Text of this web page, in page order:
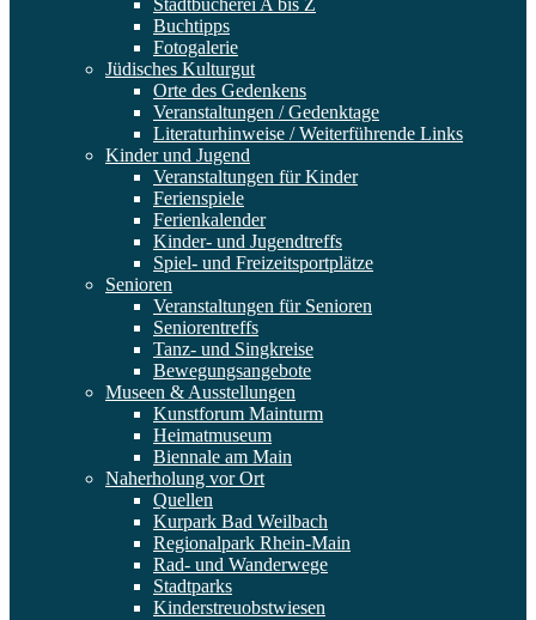
Stadtbücherei A bis Z
Buchtipps
Fotogalerie
Jüdisches Kulturgut
Orte des Gedenkens
Veranstaltungen / Gedenktage
Literaturhinweise / Weiterführende Links
Kinder und Jugend
Veranstaltungen für Kinder
Ferienspiele
Ferienkalender
Kinder- und Jugendtreffs
Spiel- und Freizeitsportplätze
Senioren
Veranstaltungen für Senioren
Seniorentreffs
Tanz- und Singkreise
Bewegungsangebote
Museen & Ausstellungen
Kunstforum Mainturm
Heimatmuseum
Biennale am Main
Naherholung vor Ort
Quellen
Kurpark Bad Weilbach
Regionalpark Rhein-Main
Rad- und Wanderwege
Stadtparks
Kinderstreuobstwiesen